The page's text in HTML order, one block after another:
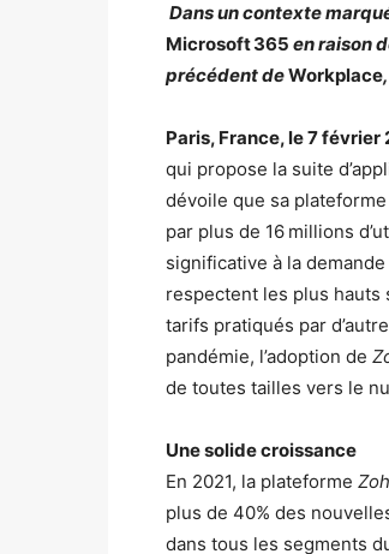
Dans un contexte
Microsoft 365 en raison
précédent deWorkplace
Paris, France, le 7 février
qui propose la suite
dévoile que sa
par plus de 16 millions
significative à la
respectent les plus hauts
tarifs pratiqués par
pandémie, l’adoption de
de toutes tailles vers le
Une solide croissance
En 2021, la plateforme
plus de 40% des
dans tous les segments